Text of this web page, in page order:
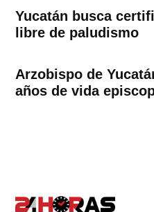
Yucatán busca
libre de paludismo
Arzobispo de
años de vida